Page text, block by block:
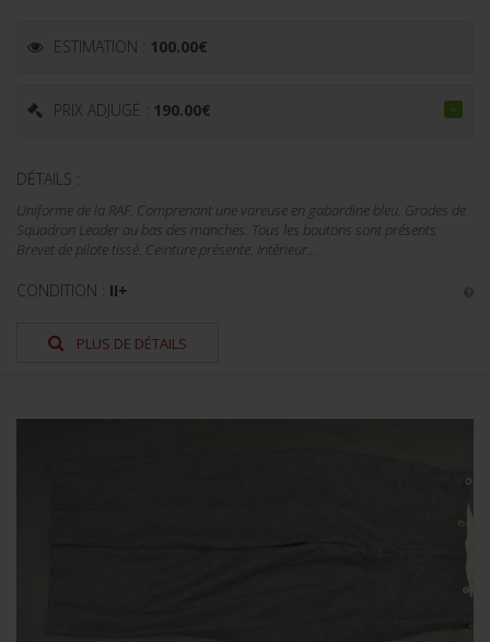
ESTIMATION : 100.00€
PRIX ADJUGÉ : 190.00€
DÉTAILS :
Uniforme de la RAF. Comprenant une vareuse en gabardine bleu. Grades de
Squadron Leader au bas des manches. Tous les boutons sont présents
Brevet de pilote tissé. Ceinture présente. Intérieur...
CONDITION : II+
PLUS DE DÉTAILS